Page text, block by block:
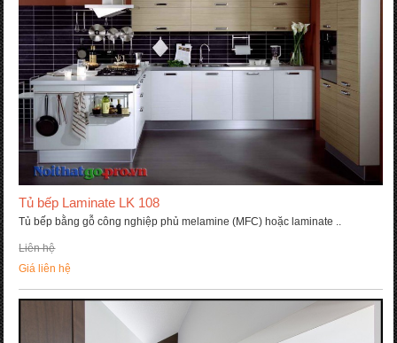
Tủ bếp Laminate LK 108
Tủ bếp bằng gỗ công nghiệp phủ melamine (MFC) hoặc laminate ..
Liên hệ
Giá liên hệ